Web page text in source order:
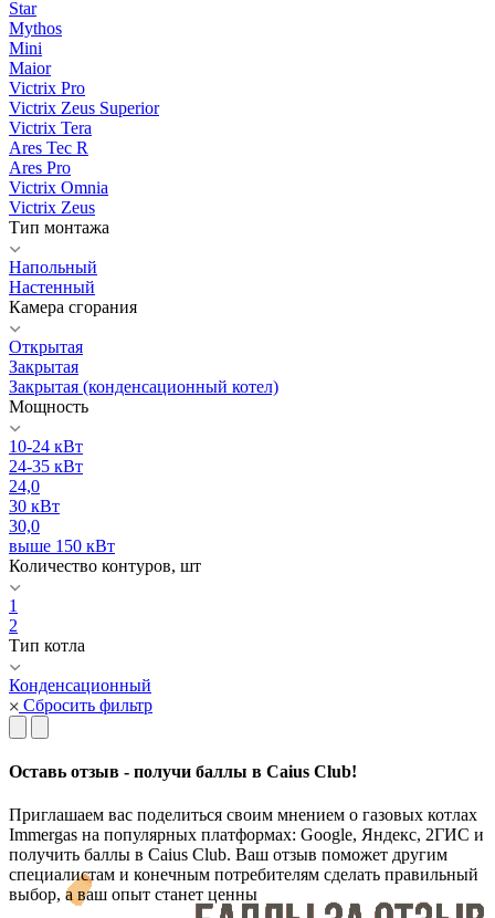
Star
Mythos
Mini
Maior
Victrix Pro
Victrix Zeus Superior
Victrix Tera
Ares Tec R
Ares Pro
Victrix Omnia
Victrix Zeus
Тип монтажа
Напольный
Настенный
Камера сгорания
Открытая
Закрытая
Закрытая (конденсационный котел)
Мощность
10-24 кВт
24-35 кВт
24,0
30 кВт
30,0
выше 150 кВт
Количество контуров, шт
1
2
Тип котла
Конденсационный
Сбросить фильтр
Оставь отзыв - получи баллы в Caius Club!
Приглашаем вас поделиться своим мнением о газовых котлах
Immergas на популярных платформах: Google, Яндекс, 2ГИС и
получить баллы в Caius Club. Ваш отзыв поможет другим
специалистам и конечным потребителям сделать правильный
выбор, а ваш опыт станет ценны